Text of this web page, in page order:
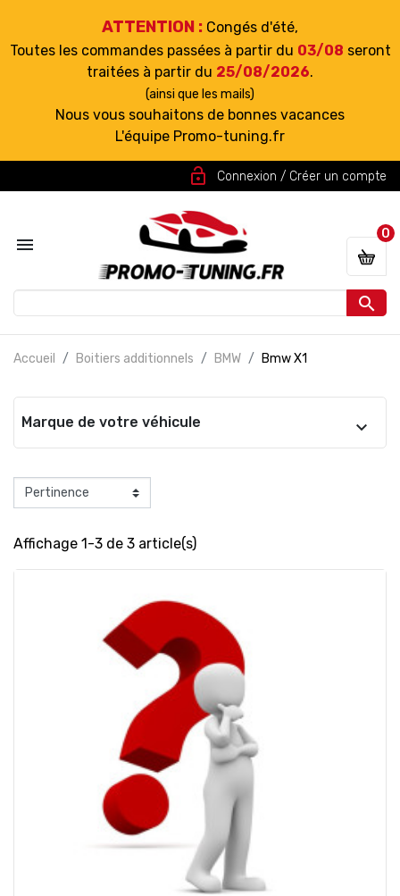
ATTENTION : Congés d'été,
Toutes les commandes passées à partir du 03/08 seront
traitées à partir du 25/08/2026.
(ainsi que les mails)
Nous vous souhaitons de bonnes vacances
L'équipe Promo-tuning.fr
lock_open Connexion / Créer un compte


0
Accueil Boitiers additionnels BMW Bmw X1
Marque de votre véhicule
Affichage 1-3 de 3 article(s)